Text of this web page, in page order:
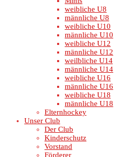
weibliche U8
männliche U8
weibliche U10
männliche U10
weibliche U12
männliche U12
weilbliche U14
männliche U14
weibliche U16
männliche U16
weibliche U18
männliche U18
Elternhockey
Unser Club
Der Club
Kinderschutz
Vorstand
Förderer